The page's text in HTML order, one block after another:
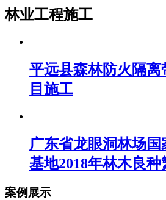
林业工程施工
平远县森林防火隔
目施工
广东省龙眼洞林场
基地2018年林木良
案例展示